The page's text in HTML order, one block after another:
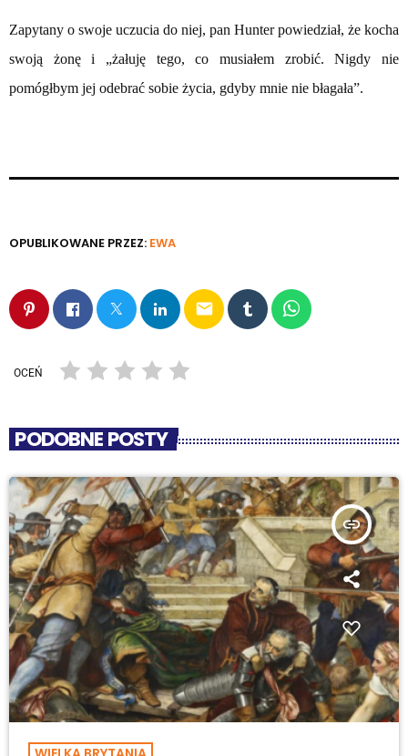
Zapytany o swoje uczucia do niej, pan Hunter powiedział, że kocha
swoją żonę i „żałuję tego, co musiałem zrobić. Nigdy nie
pomógłbym jej odebrać sobie życia, gdyby mnie nie błagała”.
OPUBLIKOWANE PRZEZ: EWA
email
OCEŃ
PODOBNE POSTY
insert_link